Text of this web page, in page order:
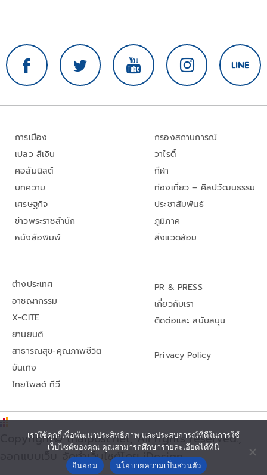
การเมือง
เปลว สีเงิน
คอลัมนิสต์
บทความ
เศรษฐกิจ
ข่าวพระราชสำนัก
หนังสือพิมพ์
กรองสถานการณ์
วาไรตี้
กีฬา
ท่องเที่ยว – ศิลปวัฒนธรรม
ประชาสัมพันธ์
ภูมิภาค
สิ่งแวดล้อม
ต่างประเทศ
อาชญากรรม
X-CITE
ยานยนต์
สาธารณสุข-คุณภาพชีวิต
บันเทิง
ไทยโพสต์ ทีวี
PR & PRESS
เกี่ยวกับเรา
ติดต่อและ สนับสนุน
Privacy Policy
Copyright© thaipost.net, All rights reserved.,
ออกแบบเว็บ จัดทำเว็บไซต์โดย iDesign
เราใช้คุกกี้เพื่อพัฒนาประสิทธิภาพ และประสบการณ์ที่ดีในการใช้
เว็บไซต์ของคุณ คุณสามารถศึกษารายละเอียดได้ที่นี่
ยินยอม
นโยบายความเป็นส่วนตัว